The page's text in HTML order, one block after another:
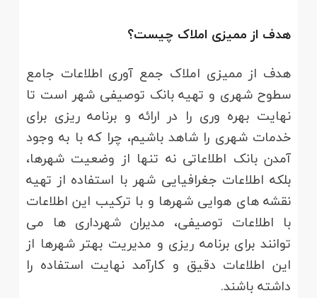
هدف از ممیزی املاک چیست؟
هدف از ممیزی املاک جمع آوری اطلاعات جامع
سطوح شهری و تهیه بانک توصیفی شهر است تا
نهایت بهره وری را در ارائه و برنامه ریزی برای
خدمات شهری را شاهد باشیم، چرا که با به وجود
آمدن بانک اطلاعاتی نه تنها از وضعیت شهرها،
بلکه اطلاعات جغرافیایی شهر با استفاده از تهیه
نقشه های هوایی شهرها و با ترکیب این اطلاعات
با اطلاعات توصیفی، مدیران شهرداری ها می
توانند برای برنامه ریزی و مدیریت بهتر شهرها از
این اطلاعات دقیق و کارآمد نهایت استفاده را
داشته باشند.